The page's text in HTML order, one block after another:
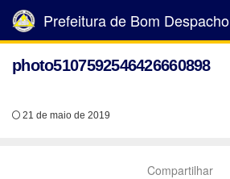
Prefeitura de Bom Despacho
photo5107592546426660898
21 de maio de 2019
Compartilhar